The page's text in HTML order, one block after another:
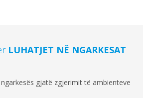
LUHATJET NË NGARKESAT
gjatë zgjerimit të ambienteve